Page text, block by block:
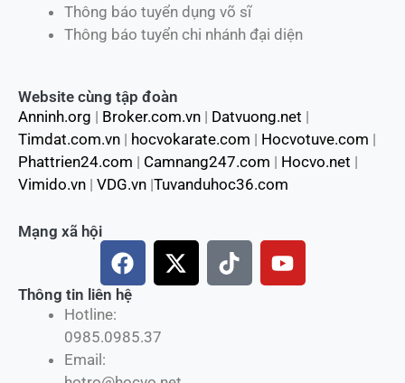
Thông báo tuyển dụng võ sĩ
Thông báo tuyển chi nhánh đại diện
Website cùng tập đoàn
Anninh.org | Broker.com.vn | Datvuong.net |
Timdat.com.vn | hocvokarate.com | Hocvotuve.com |
Phattrien24.com | Camnang247.com | Hocvo.net |
Vimido.vn | VDG.vn |Tuvanduhoc36.com
Hotline:
0985.0985.37
Email:
Mạng xã hội
F
a
c
b
X
-
T
i
Y
o
Thông tin liên hệ